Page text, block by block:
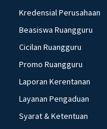
Kredensial Perusahaan
Beasiswa Ruangguru
Cicilan Ruangguru
Promo Ruangguru
Laporan Kerentanan
Layanan Pengaduan
Syarat & Ketentuan